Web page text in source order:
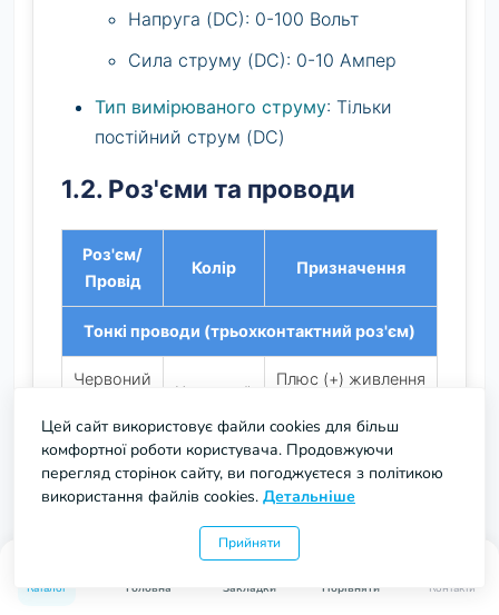
Каталог Головна Закладки
0
Порівняти Контакти
Напруга (DC): 0-100 Вольт
Сила струму (DC): 0-10 Ампер
Тип вимірюваного струму: Тільки
постійний струм (DC)
1.2. Роз'єми та проводи
Роз'єм/
Провід
Колір Призначення
Тонкі проводи (трьохконтактний роз'єм)
Червоний
Червоний
Плюс (+) живлення
Чорний
тонкий
Чорний
Мінус (-) живлення
модуля (загальний
мінус)
тонкий
Цей сайт використовує файли cookies для більш
комфортної роботи користувача. Продовжуючи
перегляд сторінок сайту, ви погоджуєтеся з політикою
використання файлів cookies. Детальніше
Прийняти